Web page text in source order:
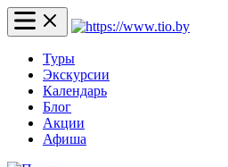
Туры
Экскурсии
Календарь
Блог
Акции
Афиша